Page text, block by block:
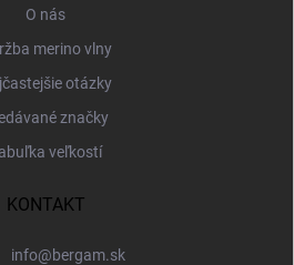
O nás
merino vlny
otázky
značky
veľkostí
KONTAKT
info@bergam.sk